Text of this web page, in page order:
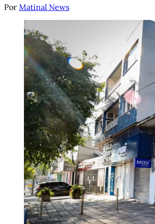
Por Matinal News